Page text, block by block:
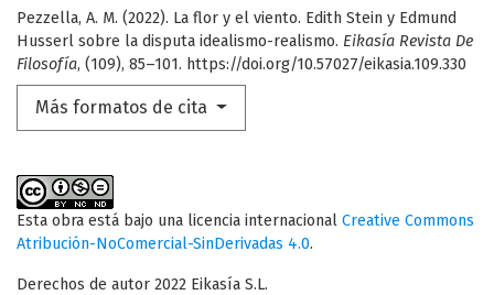
Pezzella, A. M. (2022). La flor y el viento. Edith Stein y Edmund
Husserl sobre la disputa idealismo-realismo. Eikasía Revista De
Filosofía, (109), 85–101. https://doi.org/10.57027/eikasia.109.330
Más formatos de cita
Esta obra está bajo una licencia internacional Creative Commons
Atribución-NoComercial-SinDerivadas 4.0.
Derechos de autor 2022 Eikasía S.L.